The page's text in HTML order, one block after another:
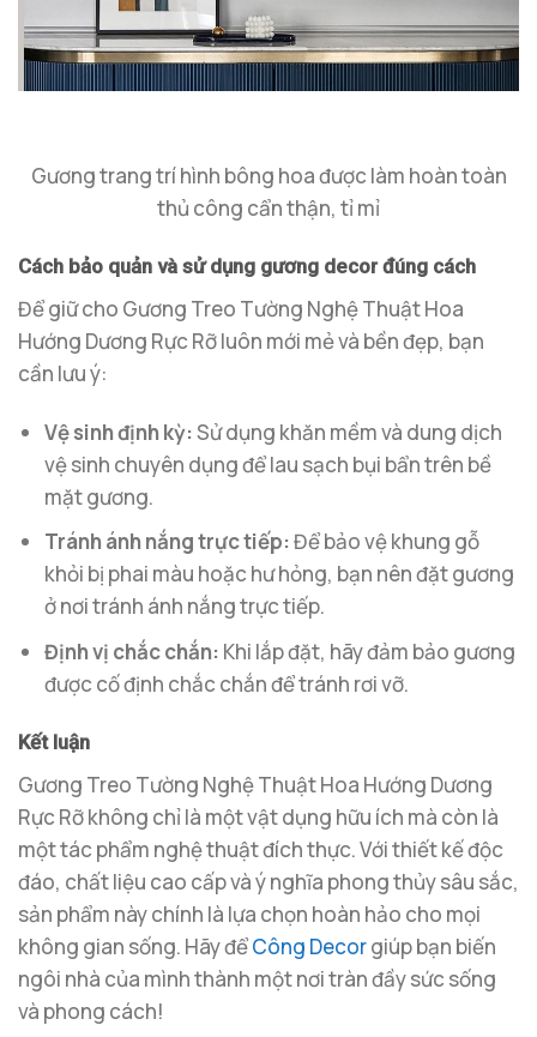
Gương trang trí hình bông hoa được làm hoàn toàn
thủ công cẩn thận, tỉ mỉ
Cách bảo quản và sử dụng gương decor đúng cách
Để giữ cho Gương Treo Tường Nghệ Thuật Hoa
Hướng Dương Rực Rỡ luôn mới mẻ và bền đẹp, bạn
cần lưu ý:
Vệ sinh định kỳ:Sử dụng khăn mềm và dung dịch
vệ sinh chuyên dụng để lau sạch bụi bẩn trên bề
mặt gương.
Tránh ánh nắng trực tiếp:Để bảo vệ khung gỗ
khỏi bị phai màu hoặc hư hỏng, bạn nên đặt gương
ở nơi tránh ánh nắng trực tiếp.
Định vị chắc chắn: Khi lắp đặt, hãy đảm bảo gương
được cố định chắc chắn để tránh rơi vỡ.
Kết luận
Gương Treo Tường Nghệ Thuật Hoa Hướng Dương
Rực Rỡ không chỉ là một vật dụng hữu ích mà còn là
một tác phẩm nghệ thuật đích thực. Với thiết kế độc
đáo, chất liệu cao cấp và ý nghĩa phong thủy sâu sắc,
sản phẩm này chính là lựa chọn hoàn hảo cho mọi
không gian sống. Hãy đểCông Decorgiúp bạn biến
ngôi nhà của mình thành một nơi tràn đầy sức sống
và phong cách!